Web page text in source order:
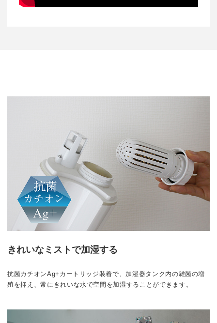
きれいなミストで加湿する
抗菌カチオンAg+カートリッジ装着で、加湿器タンク内の雑菌の増
殖を抑え、常にきれいな水で空間を加湿することができます。